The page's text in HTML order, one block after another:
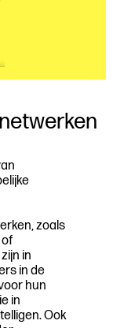
zoals
in
in de
hun
in
Ook